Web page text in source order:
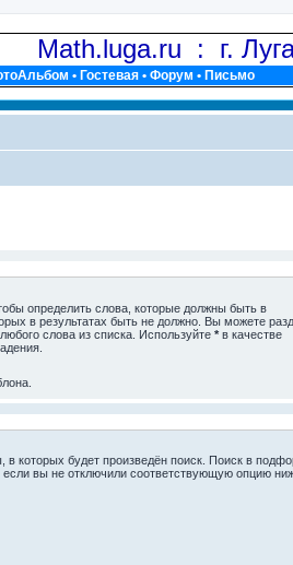
Math.luga.ru : г.
• Гостевая • Форум • Письмо
определить слова, которые должны быть в
в результатах быть не должно. Вы можете
слова из списка. Используйте * в качестве
которых будет произведён поиск. Поиск в
если вы не отключили соответствующую опцию